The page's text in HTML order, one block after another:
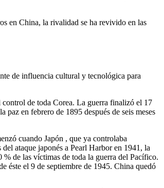
en China, la rivalidad se ha revivido en las
de influencia cultural y tecnológica para
control de toda Corea. La guerra finalizó el 17
en febrero de 1895 después de seis meses
cuando Japón , que ya controlaba
ataque japonés a Pearl Harbor en 1941, la
de las víctimas de toda la guerra del Pacífico.
éste el 9 de septiembre de 1945. China quedó